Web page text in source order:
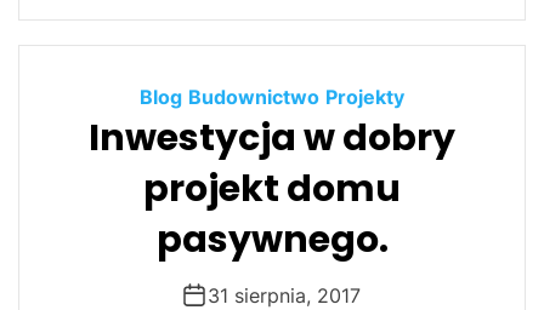
Blog Budownictwo Projekty
Inwestycja w dobry
projekt domu
pasywnego.
31 sierpnia, 2017